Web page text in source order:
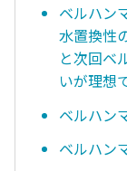
ベルハン
水置換性
と次回ベ
いが理想
ベルハン
ベルハン